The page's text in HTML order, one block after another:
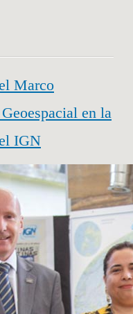
Marco
en la
IGN